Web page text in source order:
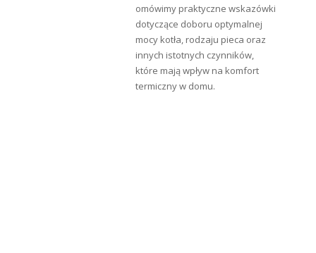
- zasobnik opału z systemem wyrównywania ciśnienia i
czujnikiem otwarcia klapy: zabezpieczenie przed
cofaniem płomienia, dodatkowo funkcja osuszania
(przeciwdziałanie korozji)
- ogranicznik temperatury bezpieczeństwa STB
omówimy praktyczne wskazówki
dotyczące doboru optymalnej
mocy kotła, rodzaju pieca oraz
innych istotnych czynników,
które mają wpływ na komfort
termiczny w domu.